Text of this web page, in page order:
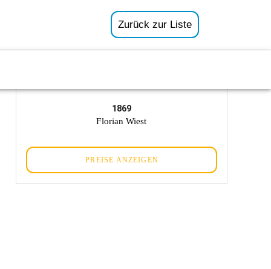
Zurück zur Liste
1869
Florian Wiest
PREISE ANZEIGEN